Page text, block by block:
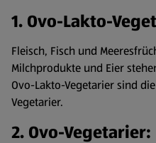
1. Ovo-Lakto-
Fleisch, Fisch und
Milchprodukte und Eier
Ovo-Lakto-Vegetarier sind
Vegetarier.
2. Ovo-Vegetarier: